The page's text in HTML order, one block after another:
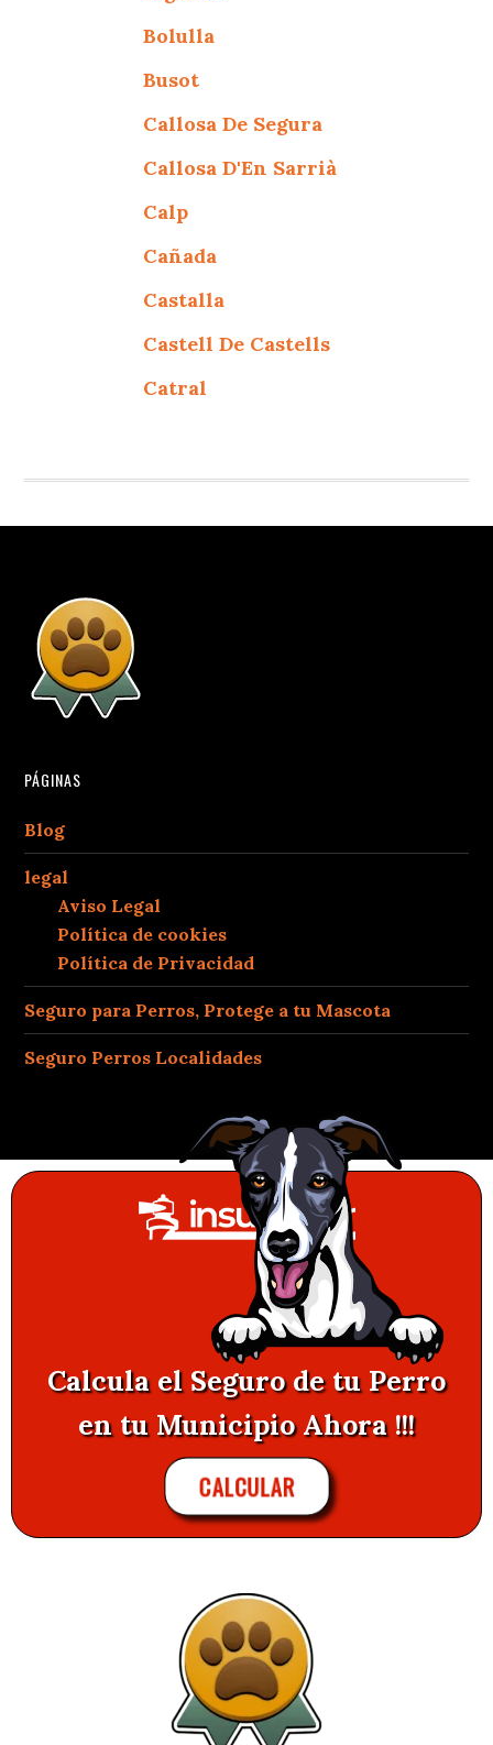
Bolulla
Busot
Callosa De Segura
Callosa D'En Sarrià
Calp
Cañada
Castalla
Castell De Castells
Catral
PÁGINAS
Blog
legal
Aviso Legal
Política de cookies
Política de Privacidad
Seguro para Perros, Protege a tu Mascota
Seguro Perros Localidades
Calcula el Seguro de tu Perro
en tu Municipio Ahora !!!
CALCULAR